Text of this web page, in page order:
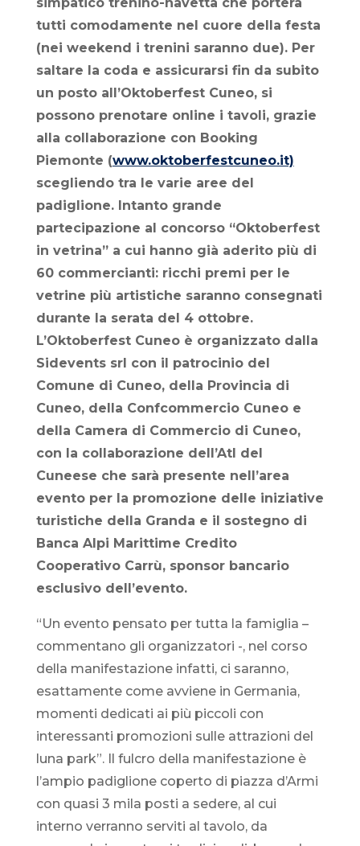
tutti comodamente nel cuore della festa
(nei weekend i trenini saranno due). Per
saltare la coda e assicurarsi fin da subito
un posto all’Oktoberfest Cuneo, si
possono prenotare online i tavoli, grazie
alla collaborazione con Booking
Piemonte (www.oktoberfestcuneo.it)
scegliendo tra le varie aree del
padiglione. Intanto grande
partecipazione al concorso “Oktoberfest
in vetrina” a cui hanno già aderito più di
60 commercianti: ricchi premi per le
vetrine più artistiche saranno consegnati
durante la serata del 4 ottobre.
L’Oktoberfest Cuneo è organizzato dalla
Sidevents srl con il patrocinio del
Comune di Cuneo, della Provincia di
Cuneo, della Confcommercio Cuneo e
della Camera di Commercio di Cuneo,
con la collaborazione dell’Atl del
Cuneese che sarà presente nell’area
evento per la promozione delle iniziative
turistiche della Granda e il sostegno di
Banca Alpi Marittime Credito
Cooperativo Carrù, sponsor bancario
esclusivo dell’evento.
“Un evento pensato per tutta la famiglia –
commentano gli organizzatori -, nel corso
della manifestazione infatti, ci saranno,
esattamente come avviene in Germania,
momenti dedicati ai più piccoli con
interessanti promozioni sulle attrazioni del
luna park”. Il fulcro della manifestazione è
l’ampio padiglione coperto di piazza d’Armi
con quasi 3 mila posti a sedere, al cui
interno verranno serviti al tavolo, da